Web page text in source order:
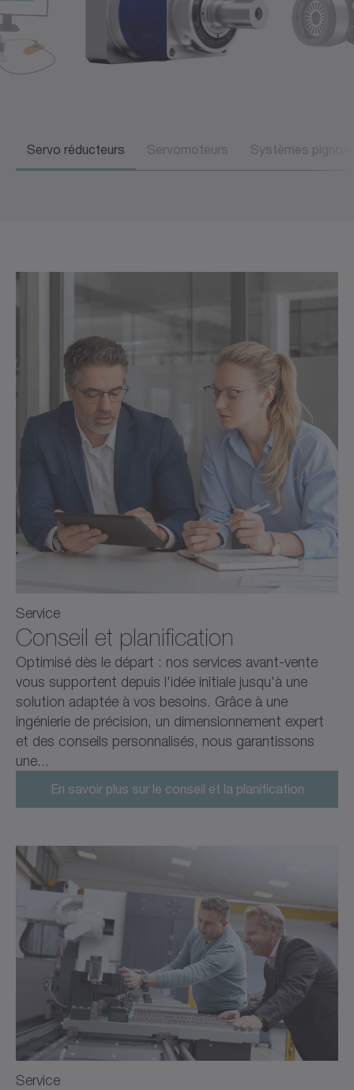
Servo réducteurs Servomoteurs Systèmes
Service
Conseil et planification
Optimisé dès le départ : nos services avant-vente
vous supportent depuis l'idée initiale jusqu'à une
solution adaptée à vos besoins. Grâce à une
ingénierie de précision, un dimensionnement expert
et des conseils personnalisés, nous garantissons
une...
En savoir plus sur le conseil et la planification
Service